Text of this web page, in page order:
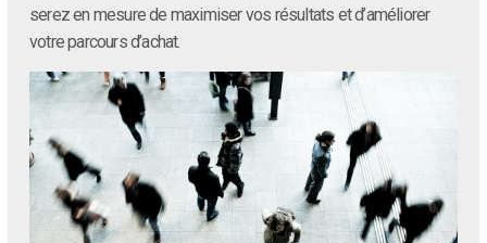
serez en mesure de maximiser vos résultats et d’améliorer
votre parcours d’achat.